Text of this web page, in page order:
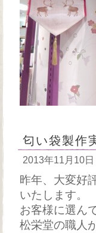
匂い袋製作
2013年11月10日
昨年、大変好
いたします。
お客様に選ん
松栄堂の職人